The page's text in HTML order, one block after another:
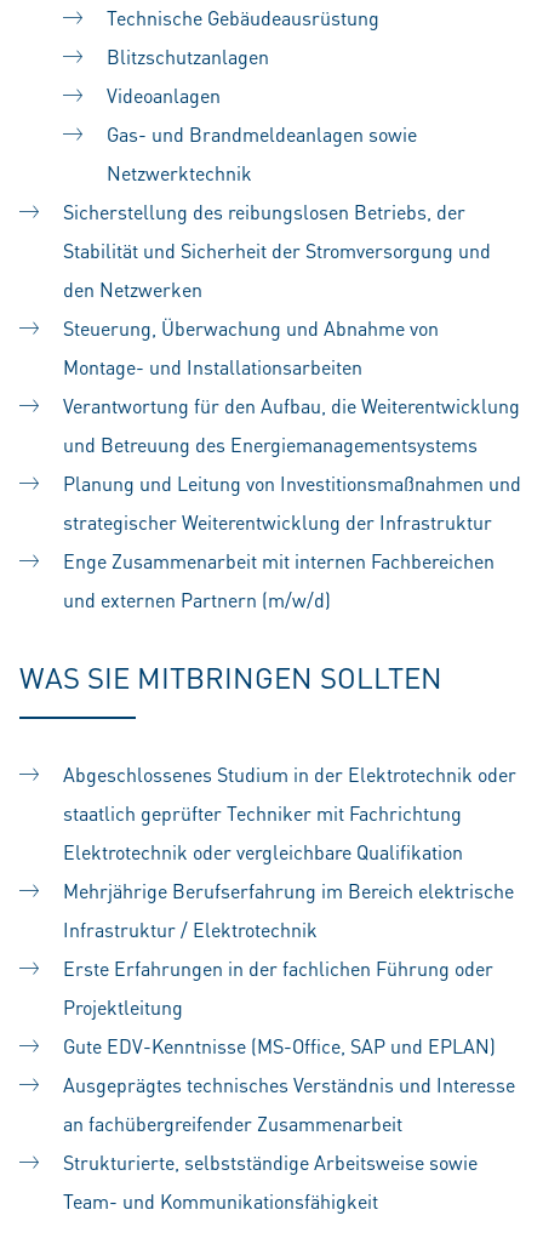
Technische Gebäudeausrüstung
Blitzschutzanlagen
Videoanlagen
Gas- und Brandmeldeanlagen sowie
Netzwerktechnik
Sicherstellung des reibungslosen Betriebs, der
Stabilität und Sicherheit der Stromversorgung und
den Netzwerken
Steuerung, Überwachung und Abnahme von
Montage- und Installationsarbeiten
Verantwortung für den Aufbau, die Weiterentwicklung
und Betreuung des Energiemanagementsystems
Planung und Leitung von Investitionsmaßnahmen und
strategischer Weiterentwicklung der Infrastruktur
Enge Zusammenarbeit mit internen Fachbereichen
und externen Partnern (m/w/d)
WAS SIE MITBRINGEN SOLLTEN
Abgeschlossenes Studium in der Elektrotechnik oder
staatlich geprüfter Techniker mit Fachrichtung
Elektrotechnik oder vergleichbare Qualifikation
Mehrjährige Berufserfahrung im Bereich elektrische
Infrastruktur / Elektrotechnik
Erste Erfahrungen in der fachlichen Führung oder
Projektleitung
Gute EDV-Kenntnisse (MS-Office, SAP und EPLAN)
Ausgeprägtes technisches Verständnis und Interesse
an fachübergreifender Zusammenarbeit
Strukturierte, selbstständige Arbeitsweise sowie
Team- und Kommunikationsfähigkeit